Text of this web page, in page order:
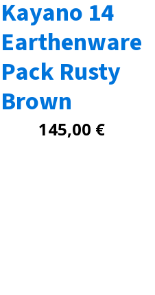
Kayano 14
Earthenware
Pack Rusty
Brown
145,00 €